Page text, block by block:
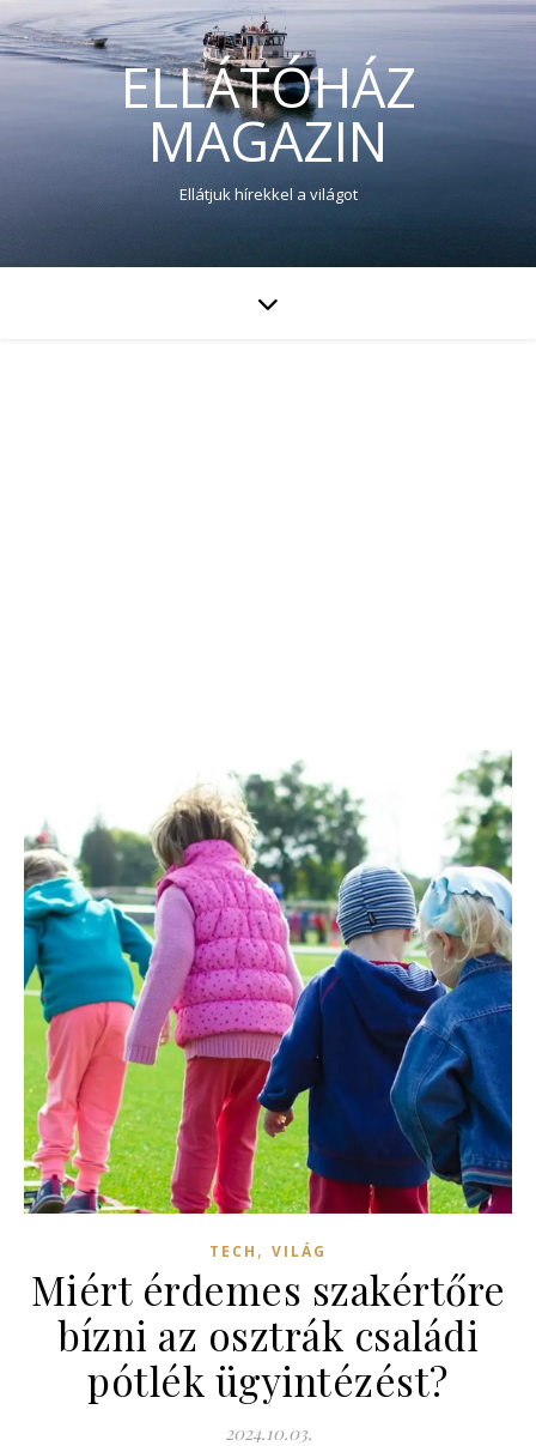
ELLÁTÓHÁZ
MAGAZIN
Ellátjuk hírekkel a világot
TECH , VILÁG
Miért érdemes szakértőre
bízni az osztrák családi
pótlék ügyintézést?
2024.10.03.